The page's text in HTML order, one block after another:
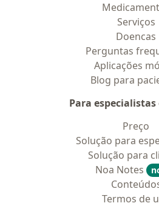
Serviços
Doencas
Perguntas
Aplicações
Blog para
Para
Preço
Solução para
Solução para
Noa Notes
Termos de